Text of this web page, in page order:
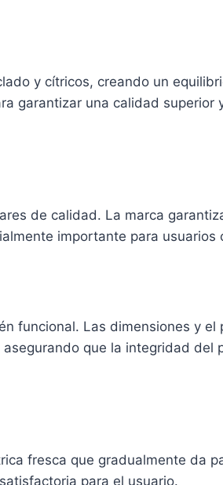
y cítricos, creando un
garantizar una calidad superior
de calidad. La marca
importante para usuarios
funcional. Las dimensiones y
que la integridad del
fresca que gradualmente da
para el usuario.